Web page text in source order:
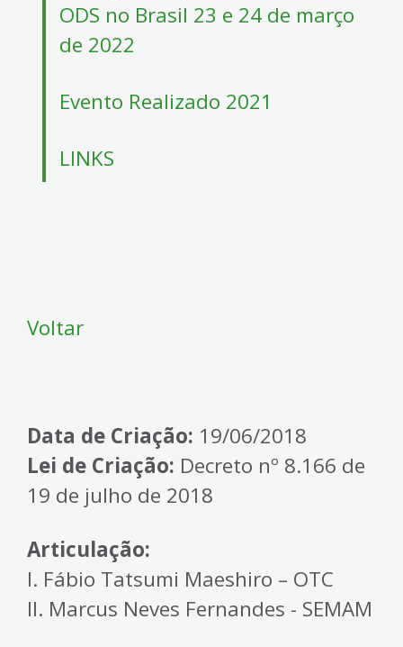
ODS no Brasil 23 e 24 de março
de 2022
Evento Realizado 2021
LINKS
Voltar
Data de Criação: 19/06/2018
Lei de Criação: Decreto nº 8.166 de
19 de julho de 2018
Articulação:
I. Fábio Tatsumi Maeshiro – OTC
II. Marcus Neves Fernandes - SEMAM